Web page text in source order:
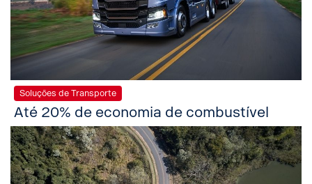
Soluções de Transporte
Até 20% de economia de combustível